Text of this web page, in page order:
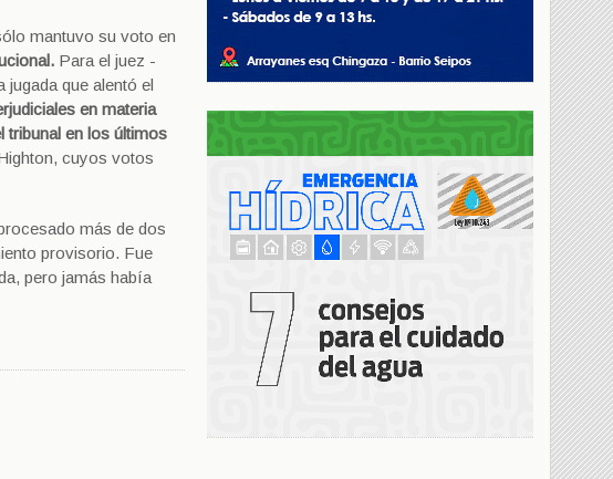
mantuvo su voto en
Para el juez -
que alentó el
en materia
tribunal en los últimos
cuyos votos
más de dos
provisorio. Fue
pero jamás había